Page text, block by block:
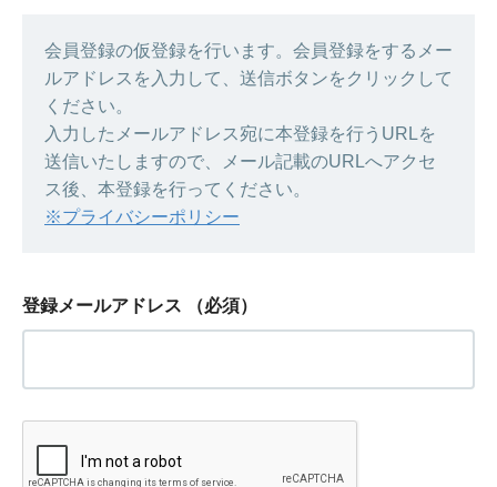
会員登録の仮登録を行います。会員登録をするメー
ルアドレスを入力して、送信ボタンをクリックして
ください。
入力したメールアドレス宛に本登録を行うURLを
送信いたしますので、メール記載のURLへアクセ
ス後、本登録を行ってください。
※プライバシーポリシー
登録メールアドレス （必須）